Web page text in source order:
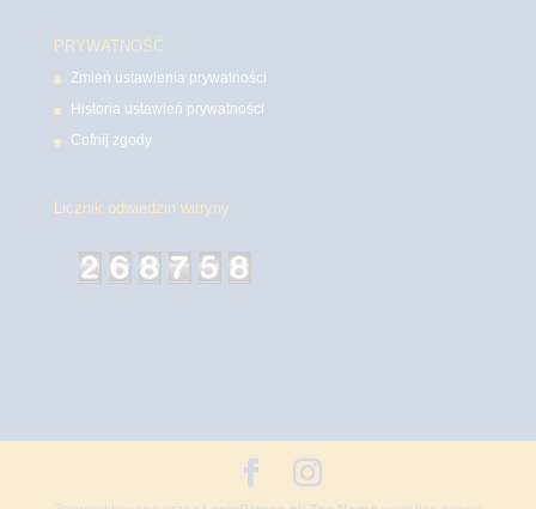
PRYWATNOŚĆ
Zmień ustawienia prywatności
Historia ustawień prywatności
Cofnij zgody
Licznik odwiedzin witryny